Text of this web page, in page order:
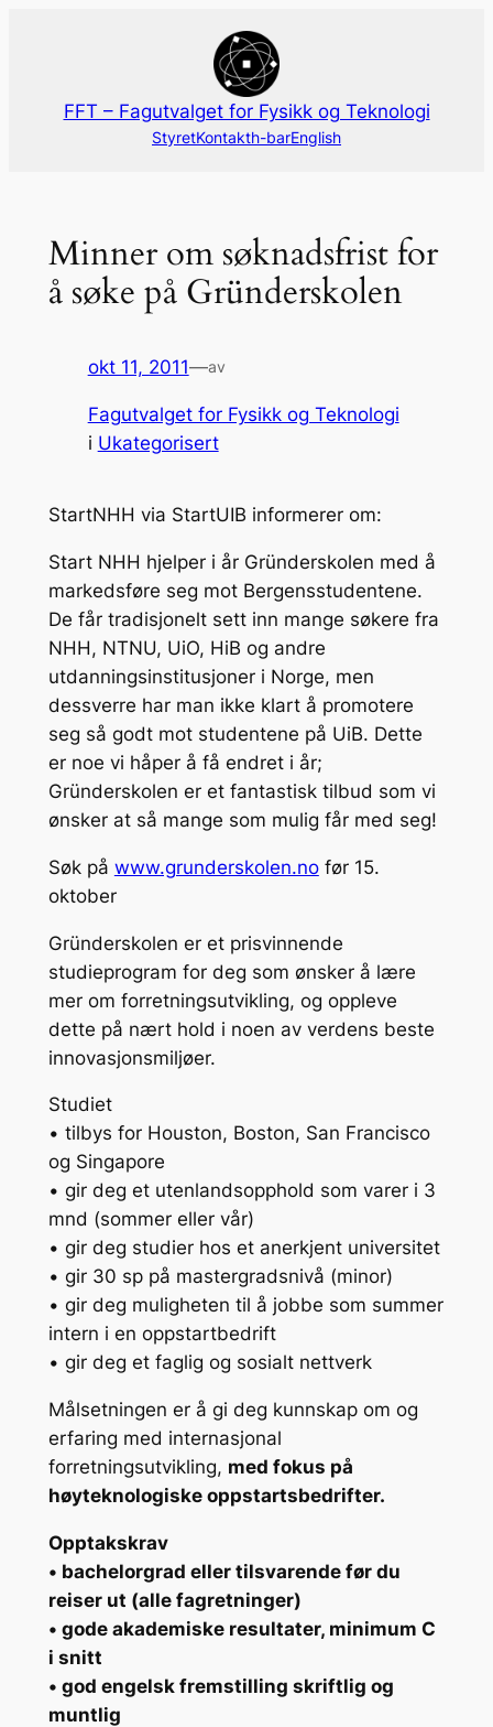
FFT – Fagutvalget for Fysikk og Teknologi
StyretKontakth-barEnglish
Minner om søknadsfrist for
å søke på Gründerskolen
okt 11, 2011—av
Fagutvalget for Fysikk og Teknologi
i Ukategorisert
StartNHH via StartUIB informerer om:
Start NHH hjelper i år Gründerskolen med å
markedsføre seg mot Bergensstudentene.
De får tradisjonelt sett inn mange søkere fra
NHH, NTNU, UiO, HiB og andre
utdanningsinstitusjoner i Norge, men
dessverre har man ikke klart å promotere
seg så godt mot studentene på UiB. Dette
er noe vi håper å få endret i år;
Gründerskolen er et fantastisk tilbud som vi
ønsker at så mange som mulig får med seg!
Søk på www.grunderskolen.nofør 15.
oktober
Gründerskolen er et prisvinnende
studieprogram for deg som ønsker å lære
mer om forretningsutvikling, og oppleve
dette på nært hold i noen av verdens beste
innovasjonsmiljøer.
Studiet
• tilbys for Houston, Boston, San Francisco
og Singapore
• gir deg et utenlandsopphold som varer i 3
mnd (sommer eller vår)
• gir deg studier hos et anerkjent universitet
• gir 30 sp på mastergradsnivå (minor)
• gir deg muligheten til å jobbe som summer
intern i en oppstartbedrift
• gir deg et faglig og sosialt nettverk
Målsetningen er å gi deg kunnskap om og
erfaring med internasjonal
forretningsutvikling, med fokus på
høyteknologiske oppstartsbedrifter.
Opptakskrav
• bachelorgrad eller tilsvarende før du
reiser ut (alle fagretninger)
• gode akademiske resultater, minimum C
i snitt
• god engelsk fremstilling skriftlig og
muntlig